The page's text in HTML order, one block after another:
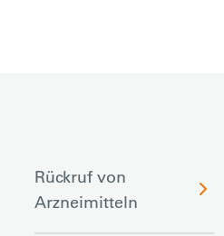
Rückruf von
Arzneimitteln